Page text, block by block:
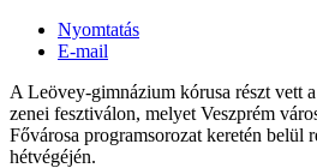
Nyomtatás
E-mail
A Leövey-gimnázium kórusa részt vett
zenei fesztiválon, melyet Veszprém
Fővárosa programsorozat keretén belül
hétvégéjén.